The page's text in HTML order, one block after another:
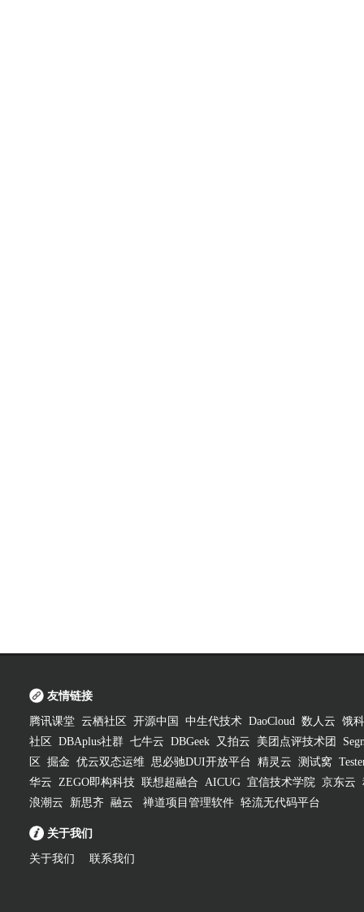
友情链接
腾讯课堂 云栖社区 开源中国 中生代技术 DaoCloud 数人云 饿
社区
DBAplus社群 七牛云 DBGeek 又拍云 美团点评技术团
区
掘金 优云双态运维 思必驰DUI开放平台 精灵云 测试窝
华云 ZEGO即构科技 联想超融合 AICUG 宜信技术学院 京东云
浪潮云
新思齐 融云 禅道项目管理软件 轻流无代码平台
关于我们
关于我们 联系我们